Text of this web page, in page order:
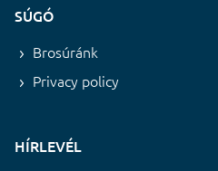
SÚGÓ
Brosúránk
Privacy policy
HÍRLEVÉL